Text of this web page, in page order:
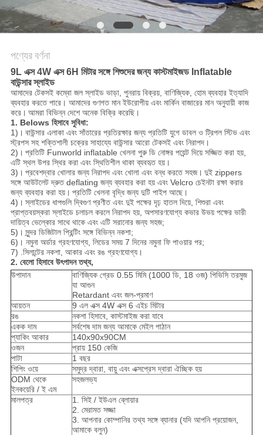
পণ্যের বর্ণনা
9L এক্স 4W এক্স 6H মিটার সঙ্গে শিশুদের জন্য কাস্টমাইজড Inflatable
বাউন্সার স্লাইড
আমাদের টেকসই কম্বো জল স্লাইড ভাড়া, পুনরায় বিক্রয়, বাণিজ্যিক, হোম ব্যবহার ইত্যাদি
ব্যবহার করতে পারে। আমাদের গুণগত মান ইউরোপীয় এবং মার্কিন বাজারের মান অনুযায়ী কাজ
করে। আমরা বিভিন্ন দেশে অনেক বিক্রি করেছি।
1. Belows হিসাবে সুবিধা:
1)। বাউন্সার এলাকা এবং সাঁতারের প্রতিরক্ষার জন্য প্রতিটি যুগে ডাবল ও ট্রিপল স্টিভ এবং
স্ট্রপস সহ শক্তিশালী চক্রের সাহায্যে বাউন্সার আরো টেকসই এবং নিরাপদ।
2)। প্রতিটি Funworld inflatable খেলনা পুরু ডি নোঙ্গর পয়েন্ট দিয়ে সজ্জিত করা হয়,
এটি স্থল উপর স্থির করা এবং স্থিতিশীল থাকা ব্যবহৃত হয়।
3)। প্রবেশদ্বার খোলার জন্য নিরাপদ এবং খোলা এবং বন্ধ করতে সহজ। দুই zippers
সঙ্গে আউটলেট দ্রুত deflating জন্য ব্যবহার করা হয় এবং Velcro চেইনটা রক্ষা করার
জন্য ব্যবহার করা হয়। প্রতিটি খেলনা বৃদ্ধি জন্য দুটি পাইপ আছে।
4)। স্লাইডের ধাপগুলি দ্বিগুণ প্রণীত এবং দুই পক্ষের দৃঢ় হাতল দিয়ে, শিশুরা এবং
প্রাপ্তবয়স্করা স্লাইডে চলাচল করলে নিরাপদ হয়, অপসারণযোগ্য কভার উভয় পক্ষের ভারী
দায়িত্ব ভেল্কোর সাথে থাকে এবং এটি সরানোর জন্য সহজ;
5)। সুন্দর ডিজিটাল প্রিন্টিং সঙ্গে বিভিন্ন নকশা;
6)। নমুনা অর্ডার গ্রহণযোগ্য, লিডের সময় 7 দিনের নমুনা ফি পাওয়ার পর;
7) .সিলান্টের নকশা, আকার এবং রঙ গ্রহণযোগ্য।
2. বেলো হিসাবে উৎপাদন তথ্য,
উপাদান
বাণিজ্যিক গ্রেড 0.55 মিমি (1000 ডি, 18 ওজ) পিভিসি তরমুজ
যা আগুন
Retardant এবং জল-প্রমাণ
আয়তন
9 এল এক্স 4W এক্স 6 এইচ মিটার
রঙ
নকশা হিসাবে, কাস্টমাইজ করা যাবে
একক দাম
সর্বশেষ দাম জন্য আমাকে মেইল ​​পাঠান
প্যাকিং আকার
140x90x90CM
ওজন
প্রায় 150 কেজি
পাটা
1 বছর
শিপিং ওয়ে
সমুদ্র দ্বারা, বায়ু এবং এক্সপ্রেস দ্বারা ঐচ্ছিক হয়
ODM থেকে
ইনকয়েরি / ই এম
সহজলভ্য
মালপত্র
1. সিই / ইউএল ব্লোয়ার
2. মেরামত সজ্জা
3. আপনার কোম্পানির তথ্য সঙ্গে ব্যানার (যদি আপনি প্রয়োজন,
আমাকে বলুন)